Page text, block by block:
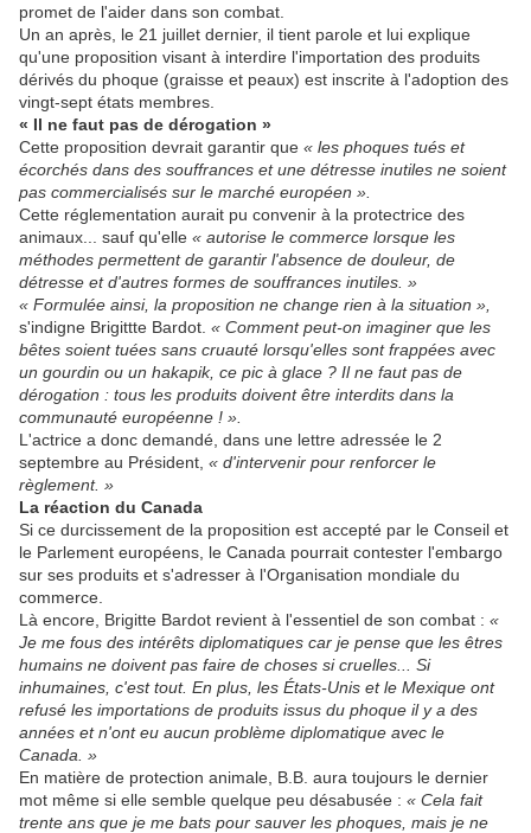
promet de l'aider dans son combat.
Un an après, le 21 juillet dernier, il tient parole et lui explique
qu'une proposition visant à interdire l'importation des produits
dérivés du phoque (graisse et peaux) est inscrite à l'adoption des
vingt-sept états membres.
« Il ne faut pas de dérogation »
Cette proposition devrait garantir que « les phoques tués et
écorchés dans des souffrances et une détresse inutiles ne soient
pas commercialisés sur le marché européen ».
Cette réglementation aurait pu convenir à la protectrice des
animaux... sauf qu'elle « autorise le commerce lorsque les
méthodes permettent de garantir l'absence de douleur, de
détresse et d'autres formes de souffrances inutiles. »
« Formulée ainsi, la proposition ne change rien à la situation »,
s'indigne Brigittte Bardot. « Comment peut-on imaginer que les
bêtes soient tuées sans cruauté lorsqu'elles sont frappées avec
un gourdin ou un hakapik, ce pic à glace ? Il ne faut pas de
dérogation : tous les produits doivent être interdits dans la
communauté européenne ! ».
L'actrice a donc demandé, dans une lettre adressée le 2
septembre au Président, « d'intervenir pour renforcer le
règlement. »
La réaction du Canada
Si ce durcissement de la proposition est accepté par le Conseil et
le Parlement européens, le Canada pourrait contester l'embargo
sur ses produits et s'adresser à l'Organisation mondiale du
commerce.
Là encore, Brigitte Bardot revient à l'essentiel de son combat : «
Je me fous des intérêts diplomatiques car je pense que les êtres
humains ne doivent pas faire de choses si cruelles... Si
inhumaines, c'est tout. En plus, les États-Unis et le Mexique ont
refusé les importations de produits issus du phoque il y a des
années et n'ont eu aucun problème diplomatique avec le
Canada. »
En matière de protection animale, B.B. aura toujours le dernier
mot même si elle semble quelque peu désabusée : « Cela fait
trente ans que je me bats pour sauver les phoques, mais je ne